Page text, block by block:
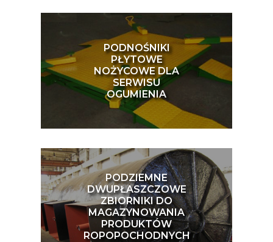
PODNOŚNIKI
PŁYTOWE
NOŻYCOWE DLA
SERWISU
OGUMIENIA
PODZIEMNE
DWUPŁASZCZOWE
ZBIORNIKI DO
MAGAZYNOWANIA
PRODUKTÓW
ROPOPOCHODNYCH